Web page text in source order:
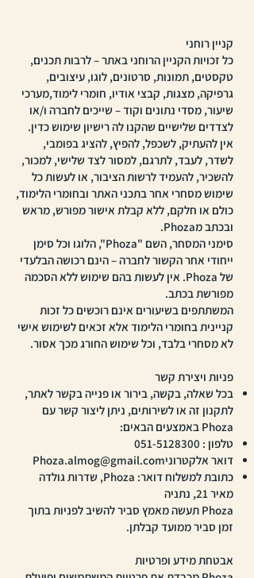
קניין רוחני
כל זכויות הקניין הרוחני באתר – לרבות תכנים,
טקסטים, תמונות, סרטונים, לוגו, עיצובים,
גרפיקה, מצגות, קבצי אודיו, חומרי לימוד,מערכי
שיעור, מסדי נתונים וקוד – שייכים לחברה ו/או
לצדדים שלישיים שהקנו לה רישיון שימוש כדין.
אין להעתיק, לשכפל, להפיץ, להציג בפומבי,
לשדר, לעבד, לתרגם, למסור לצד שלישי, למכור,
להשכיר, להעמיד לרשות הציבור, או לעשות כל
שימוש מסחרי אחר בתכני האתר ובחומרי הלימוד,
כולם או חלקם, ללא קבלת אישור מפורש, מראש
ובכתב מPhoza.
סימני המסחר, השם "Phoza", הלוגו וכל סימן
ייחודי אחר הקשור לחברה – הינם רכושה הבלעדי
של Phoza. אין לעשות בהם שימוש ללא הסכמה
מפורשת בכתב.
המשתתפים בשיעורים אינם רוכשים כל זכות
קניינית בחומרי הלימוד אלא זכאים לשימוש אישי
לא מסחרי בלבד, וכל שימוש החורג מכך אסור.
פניות ויצירת קשר
בכל שאלה, בקשה, בירור או פנייה בקשר לאתר,
לתקנון זה או לשירותים, ניתן ליצור קשר עם
Phoza באמצעים הבאים:
טלפון : 051-5128300
דואר אלקטרוניPhoza.almog@gmail.com
כתובת למשלוח דואר: Phoza, שדרות גולדה
מאיר 21, נתניה
Phoza תעשה מאמץ סביר להשיב לפניות בתוך
זמן סביר ממועד קבלתן.
אבטחת מידע ופרטיות